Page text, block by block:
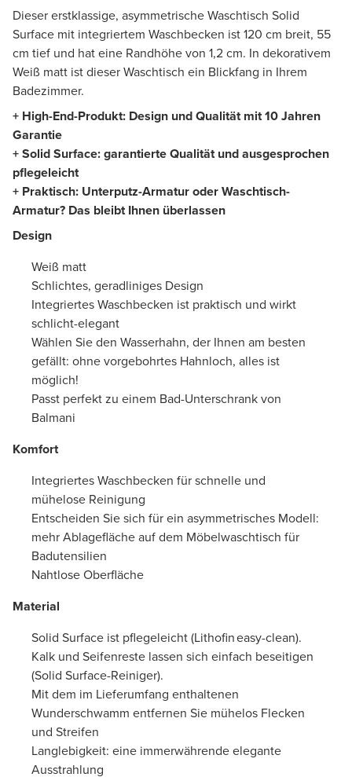
Dieser erstklassige, asymmetrische Waschtisch Solid
Surface mit integriertem Waschbecken ist 120 cm breit, 55
cm tief und hat eine Randhöhe von 1,2 cm. In dekorativem
Weiß matt ist dieser Waschtisch ein Blickfang in Ihrem
Badezimmer.
+ High-End-Produkt: Design und Qualität mit 10 Jahren
Garantie
+ Solid Surface: garantierte Qualität und ausgesprochen
pflegeleicht
+ Praktisch: Unterputz-Armatur oder Waschtisch-
Armatur? Das bleibt Ihnen überlassen
Design
Weiß matt
Schlichtes, geradliniges Design
Integriertes Waschbecken ist praktisch und wirkt
schlicht-elegant
Wählen Sie den Wasserhahn, der Ihnen am besten
gefällt: ohne vorgebohrtes Hahnloch, alles ist
möglich!
Passt perfekt zu einem Bad-Unterschrank von
Balmani
Komfort
Integriertes Waschbecken für schnelle und
mühelose Reinigung
Entscheiden Sie sich für ein asymmetrisches Modell:
mehr Ablagefläche auf dem Möbelwaschtisch für
Badutensilien
Nahtlose Oberfläche
Material
Solid Surface ist pflegeleicht (Lithofin easy-clean).
Kalk und Seifenreste lassen sich einfach beseitigen
(Solid Surface-Reiniger).
Mit dem im Lieferumfang enthaltenen
Wunderschwamm entfernen Sie mühelos Flecken
und Streifen
Langlebigkeit: eine immerwährende elegante
Ausstrahlung